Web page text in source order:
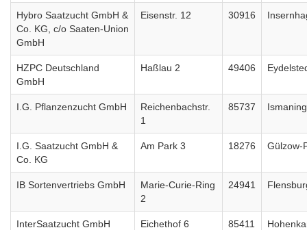
Hybro Saatzucht GmbH &
Co. KG, c/o Saaten-Union
GmbH
Eisenstr. 12 30916
HZPC Deutschland
GmbH
Haßlau 2 49406
I.G. Pflanzenzucht GmbH
Reichenbachstr.
1
85737 Ismaning
I.G. Saatzucht GmbH &
Co. KG
Am Park 3 18276 Gülzow-
IB Sortenvertriebs GmbH
Marie-Curie-Ring
2
24941
InterSaatzucht GmbH Eichethof 6 85411